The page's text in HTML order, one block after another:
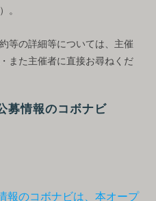
）。
等の詳細等については、主催
また主催者に直接お尋ねくだ
募情報のコボナビ
報のコボナビは、本オープ